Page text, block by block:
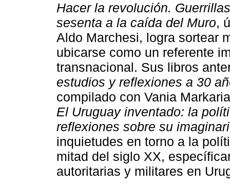
Hacer la revolución.
sesenta a la caída del Muro,
Aldo Marchesi, logra sortear
ubicarse como un referente
transnacional. Sus libros
estudios y reflexiones a 30
compilado con Vania
El Uruguay inventado: la
reflexiones sobre su
inquietudes en torno a la
mitad del siglo XX,
autoritarias y militares en